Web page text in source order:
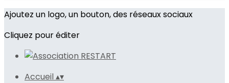
Ajoutez un logo, un bouton, des réseaux sociaux
Cliquez pour éditer
Accueil▴▾